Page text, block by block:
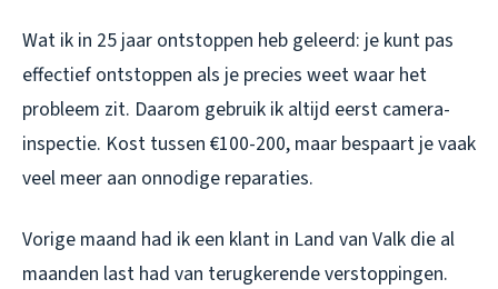
Wat ik in 25 jaar ontstoppen heb geleerd: je kunt pas
effectief ontstoppen als je precies weet waar het
probleem zit. Daarom gebruik ik altijd eerst camera-
inspectie. Kost tussen €100-200, maar bespaart je vaak
veel meer aan onnodige reparaties.
Vorige maand had ik een klant in Land van Valk die al
maanden last had van terugkerende verstoppingen.